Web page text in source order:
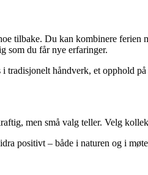
tilbake. Du kan kombinere
som du får nye erfaringer.
håndverk, et opphold
men små valg teller. Velg
positivt – både i naturen og i